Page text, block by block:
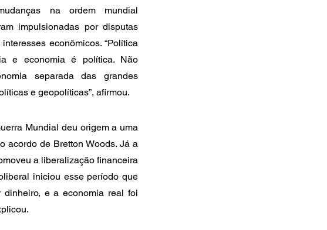
na ordem mundial
impulsionadas por disputas
econômicos. “Política
e economia é política. Não
separada das grandes
e geopolíticas”, afirmou.
Mundial deu origem a uma
acordo de Bretton Woods. Já a
a liberalização financeira
iniciou esse período que
dinheiro, e a economia real foi